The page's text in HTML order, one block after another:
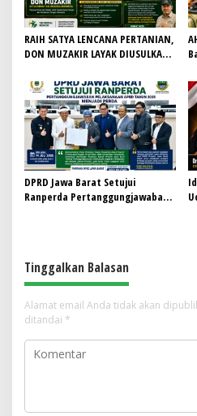
RAIH SATYA LENCANA PERTANIAN,
DON MUZAKIR LAYAK DIUSULKAN
DPRD Jawa Barat Setujui
Ranperda Pertanggungjawaban
Tinggalkan Balasan
Alamat email Anda tidak akan
ditandai *